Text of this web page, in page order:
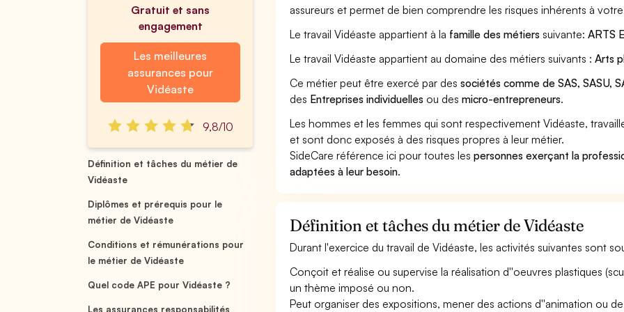
Gratuit et sans
engagement
Les meilleures
assurances pour
Vidéaste
9,8/10
Définition et tâches du métier de
Vidéaste
Diplômes et prérequis pour le
métier de Vidéaste
Conditions et rémunérations pour
le métier de Vidéaste
Quel code APE pour Vidéaste ?
Les assurances responsabilités
assureurs et permet de bien comprendre les risques inhérents à
Le travail Vidéaste appartient à la famille des métiers suivante:ARTS
Le travail Vidéaste appartient au domaine des métiers suivants :Arts
Ce métier peut être exercé par dessociétés comme de SAS, SASU,
des Entreprises individuelles ou desmicro-entrepreneurs.
Les hommes et les femmes qui sont respectivement Vidéaste,
et sont donc exposés à des risques propres à leur métier.
SideCare référence ici pour toutes lespersonnes exerçant la
adaptées à leur besoin.
Définition et tâches du métier de Vidéaste
Durant l'exercice du travail de Vidéaste, les activités suivantes sont
Conçoit et réalise ou supervise la réalisation d''oeuvres plastiques
un thème imposé ou non.
Peut organiser des expositions, mener des actions d''animation ou